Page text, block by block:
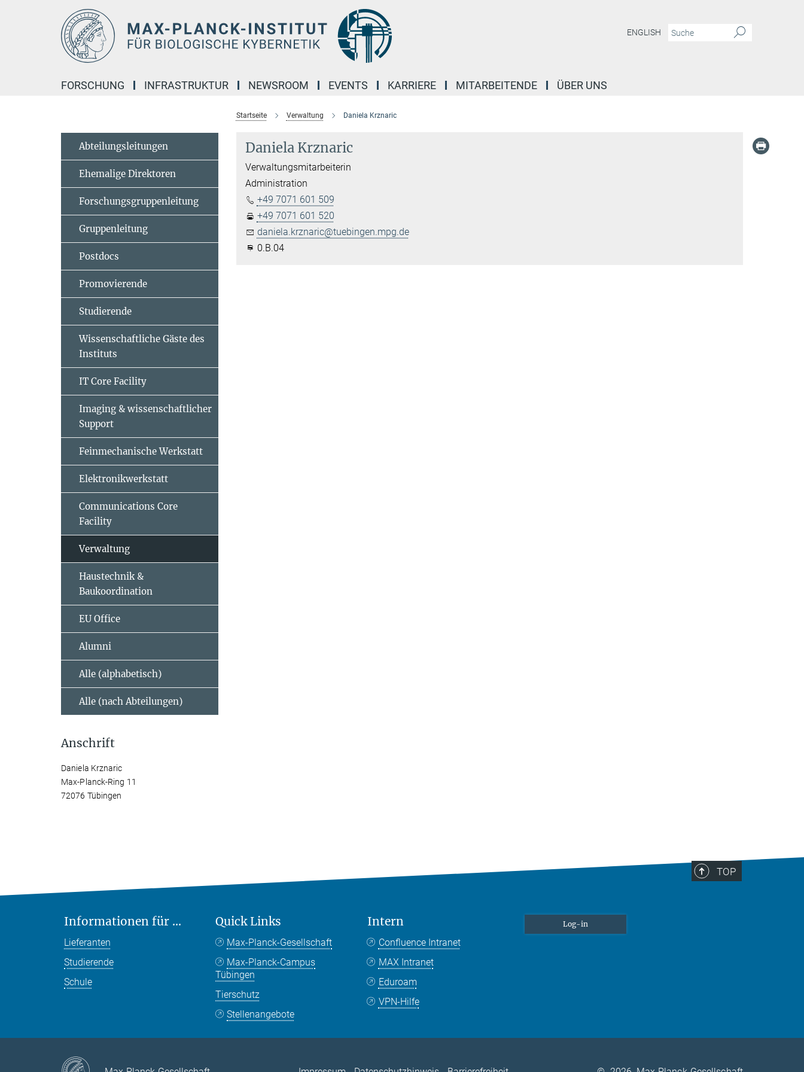
ENGLISH
FORSCHUNG INFRASTRUKTUR NEWSROOM EVENTS KARRIERE MITARBEITENDE ÜBER UNS
Startseite Verwaltung Daniela Krznaric
Daniela Krznaric
Verwaltungsmitarbeiterin
Administration
+49 7071 601 509
+49 7071 601 520
daniela.krznaric@tuebingen.mpg.de
0.B.04
Abteilungsleitungen
Ehemalige Direktoren
Forschungsgruppenleitung
Gruppenleitung
Postdocs
Promovierende
Studierende
Wissenschaftliche Gäste des
Instituts
IT Core Facility
Imaging & wissenschaftlicher
Support
Feinmechanische Werkstatt
Elektronikwerkstatt
Communications Core
Facility
Verwaltung
Haustechnik &
Baukoordination
EU Office
Alumni
Alle (alphabetisch)
Alle (nach Abteilungen)
Anschrift
Daniela Krznaric
Max-Planck-Ring 11
72076 Tübingen
TOP
Informationen für ...
Lieferanten
Studierende
Schule
Quick Links
Max-Planck-Gesellschaft
Max-Planck-Campus
Tübingen
Tierschutz
Stellenangebote
Intern
Confluence Intranet
MAX Intranet
Eduroam
VPN-Hilfe
Log-in